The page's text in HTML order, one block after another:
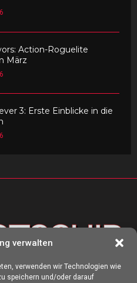
verwalten
verwenden wir Technologien wie
speichern und/oder darauf
Action-Roguelite
März
3: Erste Einblicke in die